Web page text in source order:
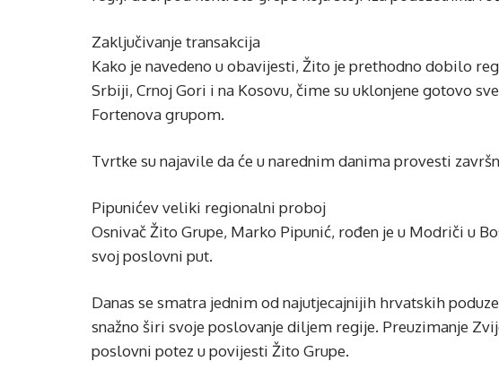
Zaključivanje transakcija
Kako je navedeno u obavijesti, Žito je prethodno dobilo
Srbiji, Crnoj Gori i na Kosovu, čime su uklonjene gotovo
Fortenova grupom.
Tvrtke su najavile da će u narednim danima provesti
Pipunićev veliki regionalni proboj
Osnivač Žito Grupe, Marko Pipunić, rođen je u Modriči u
svoj poslovni put.
Danas se smatra jednim od najutjecajnijih hrvatskih
snažno širi svoje poslovanje diljem regije. Preuzimanje
poslovni potez u povijesti Žito Grupe.